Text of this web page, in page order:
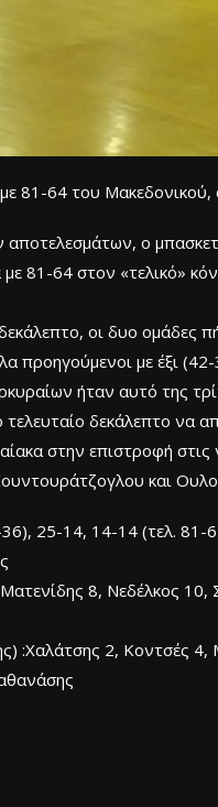
81-64 του
ο
με 81-64 στον «τελικό»
οι δυο ομάδες
προηγούμενοι με έξι (42-
ήταν αυτό της
δεκάλεπτο να
στην επιστροφή
και
25-14, 14-14 (τελ. 81-
8, Νεδέλκος
:Χαλάτσης 2, Κοντσές